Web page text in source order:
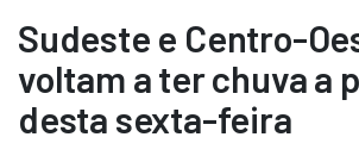
Sudeste e Centro-
voltam a ter chuva a
desta sexta-feira